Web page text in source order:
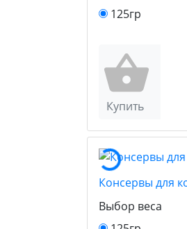
125гр
Купить
Консервы для
Выбор веса